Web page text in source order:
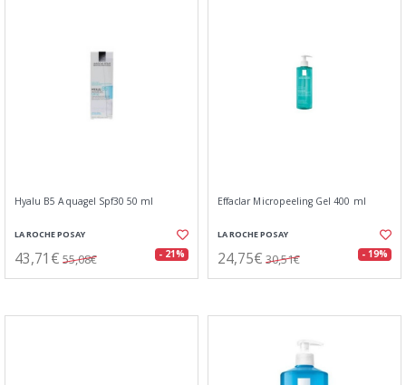
Hyalu B5 Aquagel Spf30 50 ml
LA ROCHE POSAY
43,71€ 55,08€ - 21%
Effaclar Micropeeling Gel 400 ml
LA ROCHE POSAY
24,75€ 30,51€ - 19%